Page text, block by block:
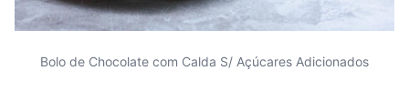
Bolo de Chocolate com Calda S/ Açúcares Adicionados